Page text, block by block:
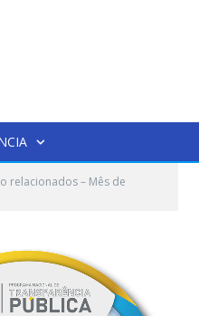
relacionados – Mês de